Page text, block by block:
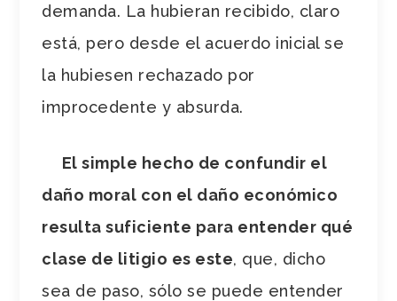
demanda. La hubieran recibido, claro
está, pero desde el acuerdo inicial se
la hubiesen rechazado por
improcedente y absurda.
El simple hecho de confundir el
daño moral con el daño económico
resulta suficiente para entender qué
clase de litigio es este, que, dicho
sea de paso, sólo se puede entender